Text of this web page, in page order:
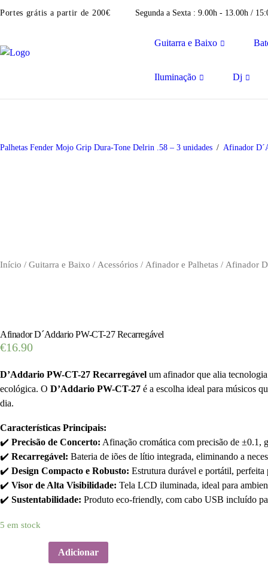
Portes grátis a partir de 200€ Segunda a Sexta : 9.00h - 13.00h /
Guitarra e Baixo
Iluminação Dj
Palhetas Fender Mojo Grip Dura-Tone Delrin .58 – 3 unidades Afinador
Início / Guitarra e Baixo / Acessórios / Afinador e Palhetas / Afinador
Afinador D´Addario PW-CT-27 Recarregável
€16.90
D’Addario PW-CT-27 Recarregável um afinador que alia
ecológica. O D’Addario PW-CT-27 é a escolha ideal para músicos
dia.
Características Principais:
✔️ Precisão de Concerto: Afinação cromática com precisão de ±0.1,
✔️ Recarregável: Bateria de iões de lítio integrada, eliminando a
✔️ Design Compacto e Robusto: Estrutura durável e portátil, perfeita
✔️ Visor de Alta Visibilidade: Tela LCD iluminada, ideal para
✔️ Sustentabilidade: Produto eco-friendly, com cabo USB incluído
5 em stock
Adicionar